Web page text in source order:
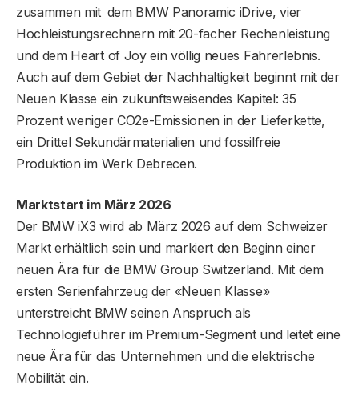
zusammen mit dem BMW Panoramic iDrive, vier
Hochleistungsrechnern mit 20-facher Rechenleistung
und dem Heart of Joy ein völlig neues Fahrerlebnis.
Auch auf dem Gebiet der Nachhaltigkeit beginnt mit der
Neuen Klasse ein zukunftsweisendes Kapitel: 35
Prozent weniger CO2e-Emissionen in der Lieferkette,
ein Drittel Sekundärmaterialien und fossilfreie
Produktion im Werk Debrecen.
Marktstart im März 2026
Der BMW iX3 wird ab März 2026 auf dem Schweizer
Markt erhältlich sein und markiert den Beginn einer
neuen Ära für die BMW Group Switzerland. Mit dem
ersten Serienfahrzeug der «Neuen Klasse»
unterstreicht BMW seinen Anspruch als
Technologieführer im Premium-Segment und leitet eine
neue Ära für das Unternehmen und die elektrische
Mobilität ein.